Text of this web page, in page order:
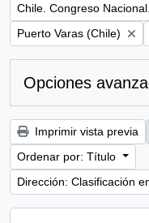
Remove filter:
Chile. Congreso
Remove filter:
Puerto Varas (Chile)
Opciones
Imprimir vista previa
Ordenar por: Título
Dirección: Clasificación